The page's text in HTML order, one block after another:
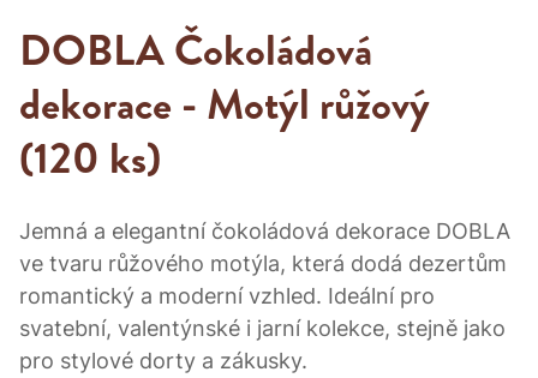
DOBLA Čokoládová
dekorace - Motýl růžový
(120 ks)
Jemná a elegantní čokoládová dekorace DOBLA
ve tvaru růžového motýla, která dodá dezertům
romantický a moderní vzhled. Ideální pro
svatební, valentýnské i jarní kolekce, stejně jako
pro stylové dorty a zákusky.